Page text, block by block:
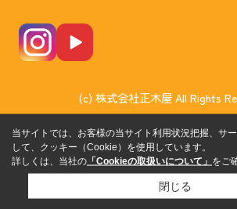
(c) 株式会社正木屋 All Rights
当サイトでは、お客様の当サイト利用状況把握、サ
して、クッキー（Cookie）を使用しています。
詳しくは、当社の 「Cookieの取扱いについて」 をご
閉じる